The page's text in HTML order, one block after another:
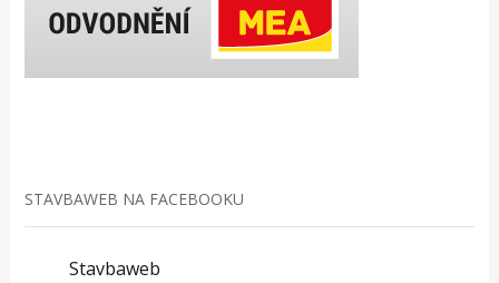
STAVBAWEB NA FACEBOOKU
Stavbaweb